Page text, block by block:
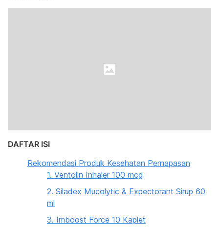
DAFTAR ISI
Rekomendasi Produk Kesehatan Pernapasan
1. Ventolin Inhaler 100 mcg
2. Siladex Mucolytic & Expectorant Sirup 60
ml
3. Imboost Force 10 Kaplet